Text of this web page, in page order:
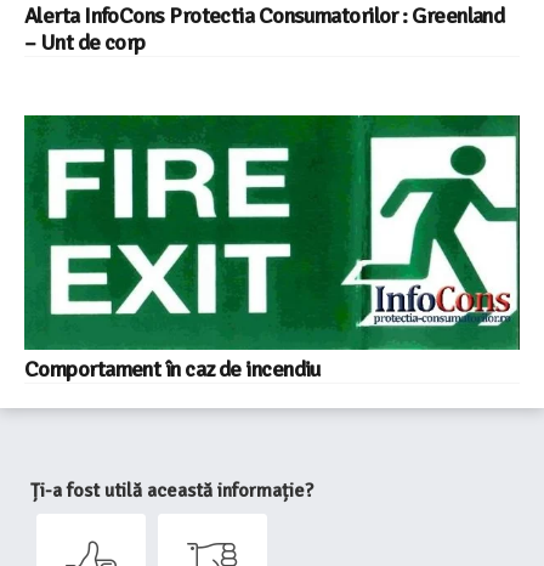
Alerta InfoCons Protectia Consumatorilor : Greenland
– Unt de corp
Comportament în caz de incendiu
Ți-a fost utilă această informație?